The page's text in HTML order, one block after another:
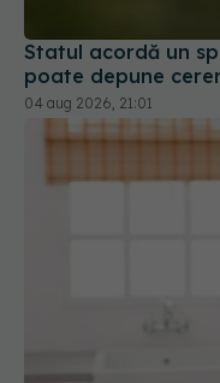
Statul acordă un
poate depune
04 aug 2026, 21:01